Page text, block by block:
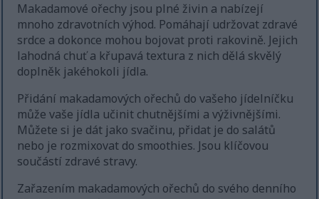
Makadamové ořechy jsou plné živin a nabízejí
mnoho zdravotních výhod. Pomáhají udržovat zdravé
srdce a dokonce mohou bojovat proti rakovině. Jejich
lahodná chuť a křupavá textura z nich dělá skvělý
doplněk jakéhokoli jídla.
Přidání makadamových ořechů do vašeho jídelníčku
může vaše jídla učinit chutnějšími a výživnějšími.
Můžete si je dát jako svačinu, přidat je do salátů
nebo je rozmixovat do smoothies. Jsou klíčovou
součástí zdravé stravy.
Zařazením makadamových ořechů do svého denního